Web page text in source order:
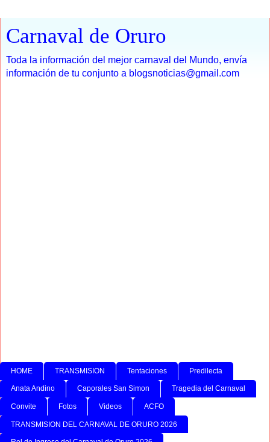
Carnaval de Oruro
Toda la información del mejor carnaval del Mundo, envía
información de tu conjunto a blogsnoticias@gmail.com
HOME TRANSMISION Tentaciones Predilecta
Anata Andino Caporales San Simon Tragedia del Carnaval
Convite Fotos Videos ACFO
TRANSMISION DEL CARNAVAL DE ORURO 2026